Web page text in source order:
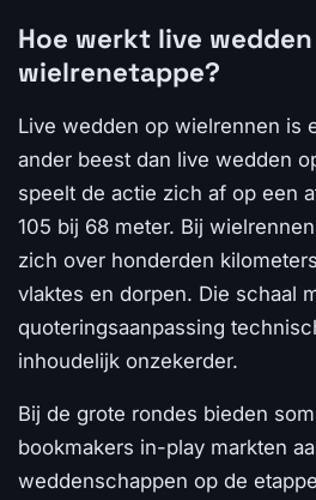
Hoe werkt live
wielrenetappe?
Live wedden op wielrennen is
ander beest dan live wedden
speelt de actie zich af op een
105 bij 68 meter. Bij
zich over honderden
vlaktes en dorpen. Die schaal
quoteringsaanpassing
inhoudelijk onzekerder.
Bij de grote rondes bieden
bookmakers in-play markten
weddenschappen op de